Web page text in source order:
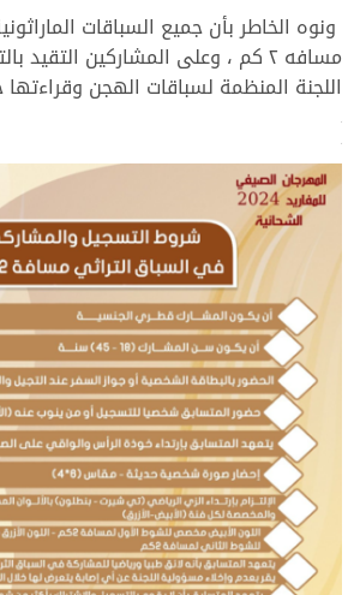
ونوه الخاطر بأن جميع السباقات
مسافه ٢ كم ، وعلى المشاركين التقيد
اللجنة المنظمة لسباقات الهجن وقراءتها
>
>